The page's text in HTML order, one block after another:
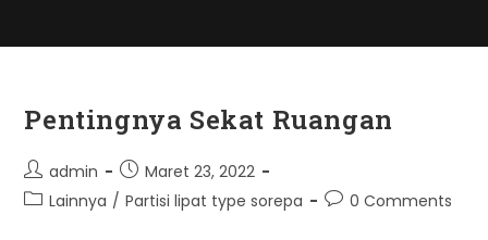
Pentingnya Sekat Ruangan
Post
author:
admin
Post
published:
Maret 23, 2022
PostLainnya / Partisi lipat type sorepa
Post0 Comments